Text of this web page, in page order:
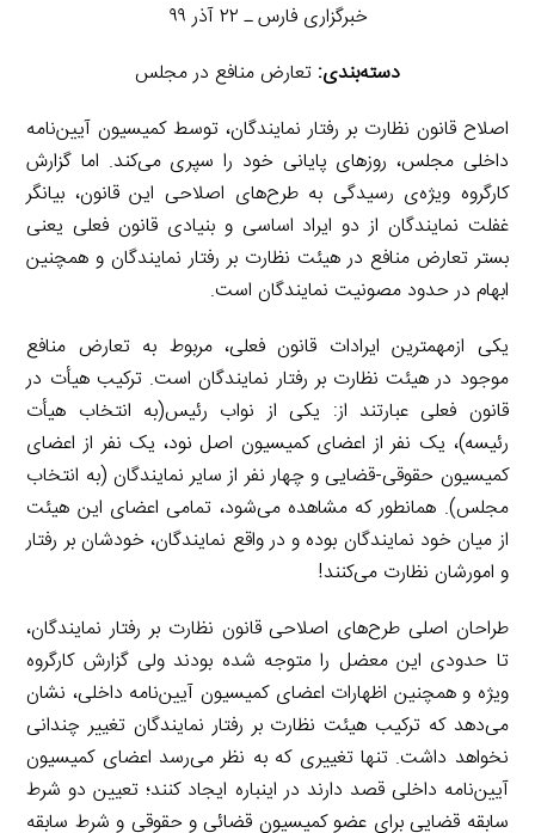
خبرگزاری فارس ـ ۲۲ آذر ۹۹
دسته‌بندی: تعارض منافع در مجلس
اصلاح قانون نظارت بر رفتار نمایندگان، توسط کمیسیون آیین‌نامه
داخلی مجلس، روزهای پایانی خود را سپری می‌کند. اما گزارش
کارگروه ویژه‌ی رسیدگی به طرح‌های اصلاحی این قانون، بیانگر
غفلت نمایندگان از دو ایراد اساسی و بنیادی قانون فعلی یعنی
بستر تعارض منافع در هیئت نظارت بر رفتار نمایندگان و همچنین
ابهام در حدود مصونیت نمایندگان است.
یکی ازمهمترین ایرادات قانون فعلی، مربوط به تعارض منافع
موجود در هیئت نظارت بر رفتار نمایندگان است. ترکیب هیأت در
قانون فعلی عبارتند از: یکی از نواب رئیس(به انتخاب هیأت
رئیسه)، یک نفر از اعضای کمیسیون اصل نود، یک نفر از اعضای
کمیسیون حقوقی-قضایی و چهار نفر از سایر نمایندگان (به انتخاب
مجلس). همانطور که مشاهده می‌شود، تمامی اعضای این هیئت
از میان خود نمایندگان بوده و در واقع نمایندگان، خودشان بر رفتار
و امورشان نظارت می‌کنند!
طراحان اصلی طرح‌های اصلاحی قانون نظارت بر رفتار نمایندگان،
تا حدودی این معضل را متوجه شده بودند ولی گزارش کارگروه
ویژه و همچنین اظهارات اعضای کمیسیون آیین‌نامه داخلی، نشان
می‌دهد که ترکیب هیئت نظارت بر رفتار نمایندگان تغییر چندانی
نخواهد داشت. تنها تغییری که به نظر می‌رسد اعضای کمیسیون
آیین‌نامه داخلی قصد دارند در اینباره ایجاد کنند؛ تعیین دو شرط
سابقه قضایی برای عضو کمیسیون قضائی و حقوقی و شرط سابقه